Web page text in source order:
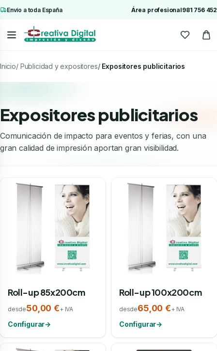
Envío a toda España Área profesional981 756 452
Inicio Publicidad y expositores Expositores publicitarios
Expositores publicitarios
Comunicación de impacto para eventos y ferias, con una
gran calidad de impresión aportan gran visibilidad.
Roll-up 85x200cm
desde50,00 €+ IVA
Configurar→
Roll-up 100x200cm
desde65,00 €+ IVA
Configurar→